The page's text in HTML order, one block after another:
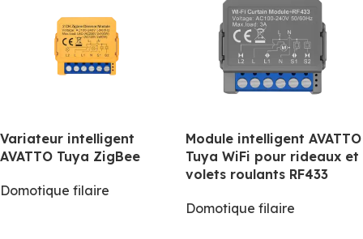
Variateur intelligent
AVATTO Tuya ZigBee
Domotique filaire
Module intelligent AVATTO
Tuya WiFi pour rideaux et
volets roulants RF433
Domotique filaire